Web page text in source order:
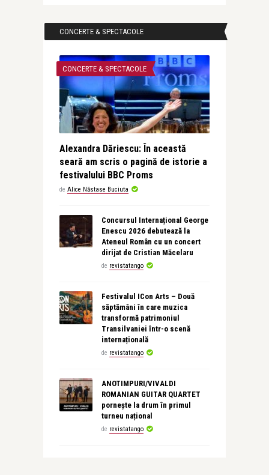
CONCERTE & SPECTACOLE
CONCERTE & SPECTACOLE
Alexandra Dăriescu: În această
seară am scris o pagină de istorie a
festivalului BBC Proms
de Alice Năstase Buciuta
Concursul Internațional George
Enescu 2026 debutează la
Ateneul Român cu un concert
dirijat de Cristian Măcelaru
de revistatango
Festivalul ICon Arts – Două
săptămâni în care muzica
transformă patrimoniul
Transilvaniei într-o scenă
internațională
de revistatango
ANOTIMPURI/VIVALDI
ROMANIAN GUITAR QUARTET
pornește la drum în primul
turneu național
de revistatango